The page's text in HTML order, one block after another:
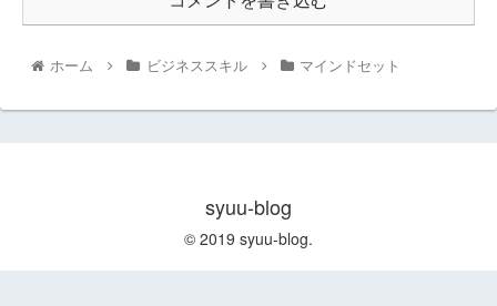
ホーム ビジネススキル マインドセット
syuu-blog
© 2019 syuu-blog.